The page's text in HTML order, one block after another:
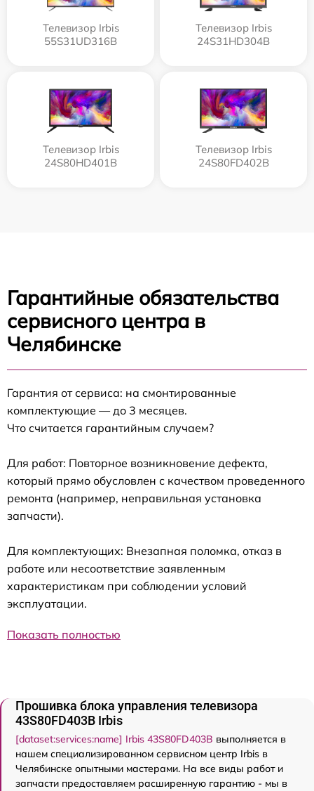
Телевизор Irbis
55S31UD316B
Телевизор Irbis
24S31HD304B
Телевизор Irbis
24S80HD401B
Телевизор Irbis
24S80FD402B
Гарантийные обязательства
сервисного центра в
Челябинске
Гарантия от сервиса: на смонтированные
комплектующие — до 3 месяцев.
Что считается гарантийным случаем?
Для работ: Повторное возникновение дефекта,
который прямо обусловлен с качеством проведенного
ремонта (например, неправильная установка
запчасти).
Для комплектующих: Внезапная поломка, отказ в
работе или несоответствие заявленным
характеристикам при соблюдении условий
эксплуатации.
Показать полностью
Прошивка блока управления телевизора
43S80FD403B Irbis
[dataset:services:name] Irbis 43S80FD403B выполняется в
нашем специализированном сервисном центр Irbis в
Челябинске опытными мастерами. На все виды работ и
запчасти предоставляем расширенную гарантию - мы в